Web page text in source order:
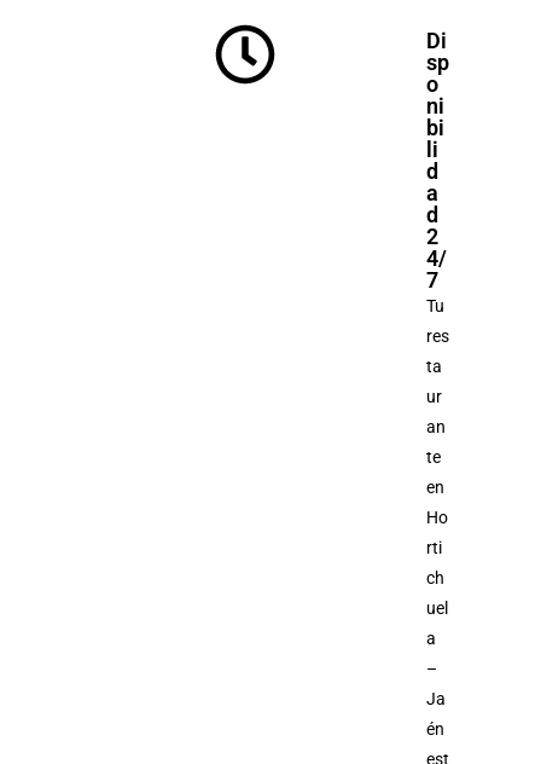
Di
sp
o
ni
bi
li
d
a
d
2
4/
7
Tu
res
ta
ur
an
te
en
Ho
rti
ch
uel
a
–
Ja
én
est